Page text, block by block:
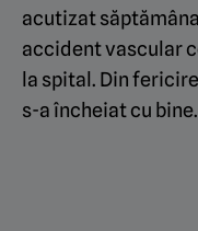
acutizat
accident vascular
la spital. Din
s-a încheiat cu bine.